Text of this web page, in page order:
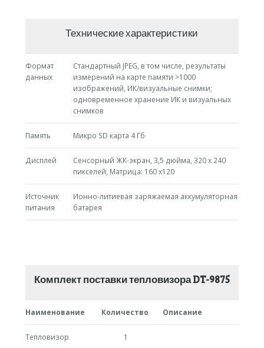
Технические характеристики
Формат
данных
Стандартный JPEG, в том числе, результаты
измерений на карте памяти >1000
изображений, ИК/визуальные снимки;
одновременное хранение ИК и визуальных
снимков
Память Микро SD карта 4 Гб
Дисплей
Сенсорный ЖК-экран, 3,5 дюйма, 320 x 240
пикселей, Матрица: 160 х120
Источник
питания
Ионно-литиевая заряжаемая аккумуляторная
батарея
Комплект поставки тепловизора DT-9875
Наименование Количество Описание
Тепловизор 1